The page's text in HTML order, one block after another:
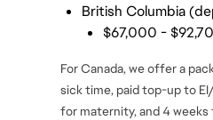
British Columbia
$67,000 -
For Canada, we offer a
sick time, paid top-up to
for maternity, and 4